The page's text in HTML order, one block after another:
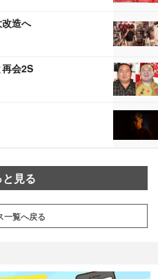
造へ
会2S
と見る
一覧へ戻る